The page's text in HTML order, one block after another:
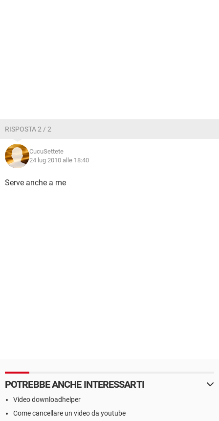
RISPOSTA 2 / 2
CucuSettete
24 lug 2010 alle 18:40
Serve anche a me
POTREBBE ANCHE INTERESSARTI
Video downloadhelper
Come cancellare un video da youtube